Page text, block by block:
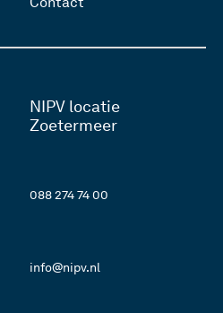
NIPV locatie
Zoetermeer
088 274 74 00
info@nipv.nl